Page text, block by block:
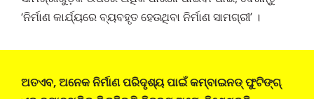
‘ନିର୍ମାଣ କାର୍ଯ୍ୟରେ ବ୍ୟବହୃତ ହେଉଥିବା ନିର୍ମାଣ ସାମଗ୍ରୀ’ ।
ଅତଏବ, ଅନେକ ନିର୍ମାଣ ପରିଦୃଶ୍ୟ ପାଇଁ କମ୍ବାଇନଡ୍ ଫୁଟିଙ୍ଗ୍